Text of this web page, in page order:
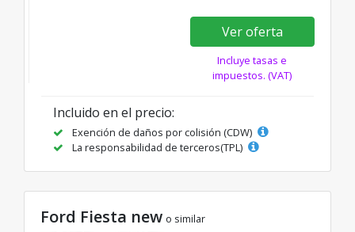
Ver oferta
Incluye tasas e
impuestos. (VAT)
Incluido en el precio:
Exención de daños por colisión (CDW)
La responsabilidad de terceros(TPL)
Ford Fiesta new o similar